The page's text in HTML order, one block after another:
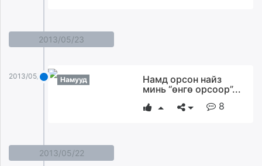
shuurhai.mn
mglradio.com
times.mn
2013/05/23
2013/05/23 Намууд
Намд орсон найз
минь “өнгө орсоор”...
8
2013/05/22